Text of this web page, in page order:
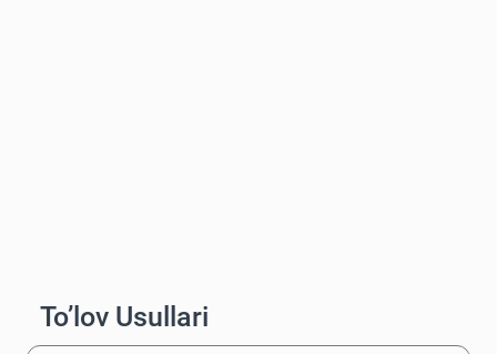
To’lov Usullari